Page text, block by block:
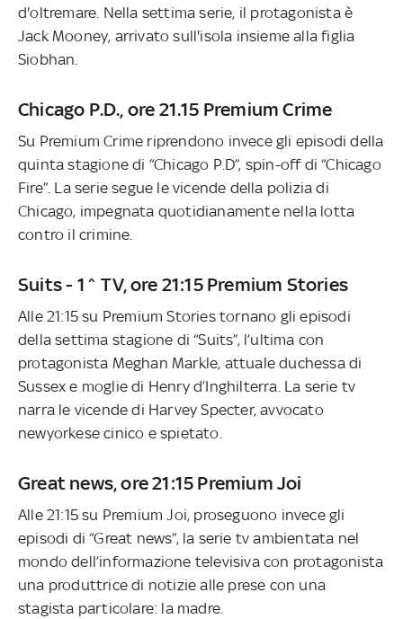
d'oltremare. Nella settima serie, il protagonista è
Jack Mooney, arrivato sull'isola insieme alla figlia
Siobhan.
Chicago P.D., ore 21.15 Premium Crime
Su Premium Crime riprendono invece gli episodi della
quinta stagione di “Chicago P.D”, spin-off di “Chicago
Fire”. La serie segue le vicende della polizia di
Chicago, impegnata quotidianamente nella lotta
contro il crimine.
Suits - 1^ TV, ore 21:15 Premium Stories
Alle 21:15 su Premium Stories tornano gli episodi
della settima stagione di “Suits”, l’ultima con
protagonista Meghan Markle, attuale duchessa di
Sussex e moglie di Henry d’Inghilterra. La serie tv
narra le vicende di Harvey Specter, avvocato
newyorkese cinico e spietato.
Great news, ore 21:15 Premium Joi
Alle 21:15 su Premium Joi, proseguono invece gli
episodi di “Great news”, la serie tv ambientata nel
mondo dell’informazione televisiva con protagonista
una produttrice di notizie alle prese con una
stagista particolare: la madre.